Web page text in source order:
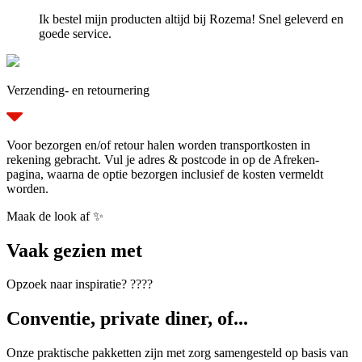
Ik bestel mijn producten altijd bij Rozema! Snel geleverd en
goede service.
Verzending- en retournering
Voor bezorgen en/of retour halen worden transportkosten in
rekening gebracht. Vul je adres & postcode in op de Afreken-
pagina, waarna de optie bezorgen inclusief de kosten vermeldt
worden.
Maak de look af ✨
Vaak gezien met
Opzoek naar inspiratie? ????
Conventie, private diner, of...
Onze praktische pakketten zijn met zorg samengesteld op basis van